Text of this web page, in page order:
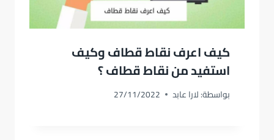
كيف اعرف نقاط قطاف وكيف
استفيد من نقاط قطاف ؟
بواسطة:لارا عابد 27/11/2022